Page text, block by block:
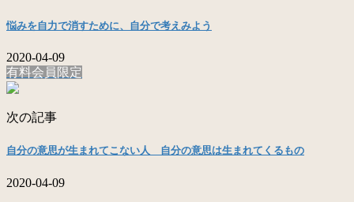
悩みを自力で消すために、自分で考えみよう
2020-04-09
有料会員限定
次の記事
自分の意思が生まれてこない人 自分の意思は生まれてくるもの
2020-04-09